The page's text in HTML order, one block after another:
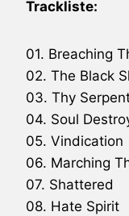
Trackliste:
01. Breaching
02. The Black
03. Thy
04. Soul
05. Vindication
06. Marching
07. Shattered
08. Hate Spirit